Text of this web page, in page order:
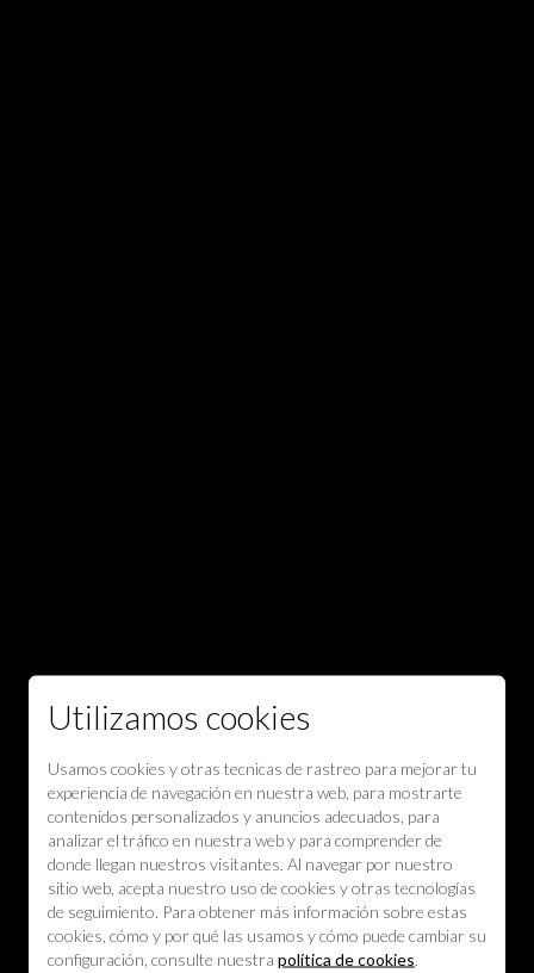
Utilizamos cookies
Usamos cookies y otras tecnicas de rastreo para mejorar tu
experiencia de navegación en nuestra web, para mostrarte
contenidos personalizados y anuncios adecuados, para
analizar el tráfico en nuestra web y para comprender de
donde llegan nuestros visitantes. Al navegar por nuestro
sitio web, acepta nuestro uso de cookies y otras tecnologías
de seguimiento. Para obtener más información sobre estas
cookies, cómo y por qué las usamos y cómo puede cambiar su
configuración, consulte nuestra política de cookies.